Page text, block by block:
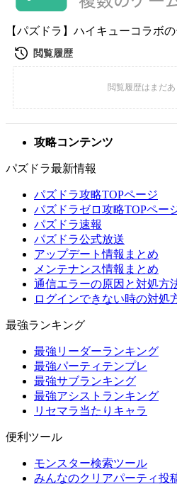
【パズドラ】ハイキューコラボ
攻略コンテンツ
パズドラ最新情報
パズドラ攻略TOPページ
パズドラゼロ攻略TOPペー
パズドラ速報
パズドラ公式放送
アップデート情報まとめ
メンテナンス情報まとめ
通信エラーの原因と対処方
ログインできない時の対処
最強ランキング
最強リーダーランキング
最強パーティテンプレ
最強サブランキング
最強アシストランキング
リセマラ当たりキャラ
便利ツール
モンスター検索ツール
みんなのクリアパーティ投